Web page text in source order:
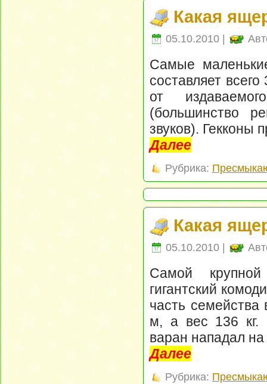
Какая
05.10.2010 |
Самые
составляет
от
(большинство
звуков). Гекконы
Далее
Рубрика:
Какая
05.10.2010 |
Самой
гигантский
часть семейства
м, а вес 136 кг.
варан нападал
Далее
Рубрика: